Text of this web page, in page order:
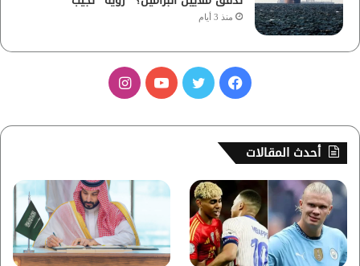
منذ 3 أيام
س
ب
و
ك
ي
ب
ت
ق
ر
أحدث المقالات